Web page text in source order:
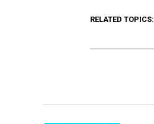
RELATED TOPICS: